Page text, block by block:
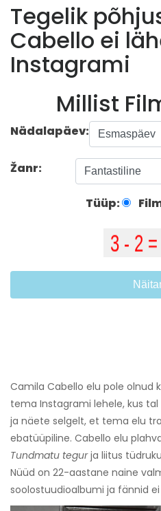
Tegelik
Cabello ei
Instagrami
Millist
Nädalapäev:
Žanr:
Tüüp:
Camila Cabello elu pole olnud
tema Instagrami lehele, kus
ja näete selgelt, et tema elu
ebatüüpiline. Cabello elu
Tundmatu tegurja liitus
Nüüd on 22-aastane naine
soolostuudioalbumi ja fännid